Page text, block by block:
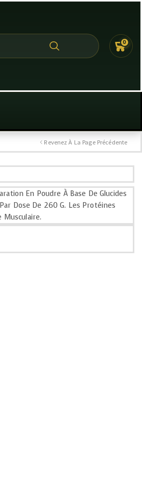
0
Revenez À La Page Précédente
En Poudre À Base De Glucides
Dose De 260 G. Les Protéines
Musculaire.